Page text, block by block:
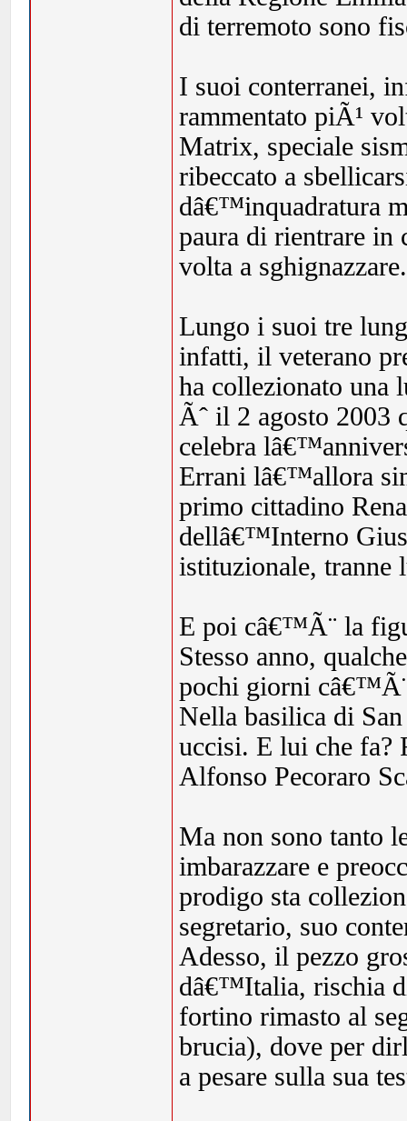
di terremoto sono
I suoi conterranei,
rammentato piÃ¹
Matrix, speciale
ribeccato a
dâ€™inquadratura
paura di rientrare in
volta a sghignazzare.
Lungo i suoi tre
infatti, il veterano
ha collezionato una
Ãˆ il 2 agosto 2003
celebra
Errani lâ€™allora
primo cittadino
dellâ€™Interno
istituzionale, tranne
E poi câ€™Ã¨ la
Stesso anno,
pochi giorni
Nella basilica di
uccisi. E lui che fa?
Alfonso Pecoraro
Ma non sono tanto
imbarazzare e
prodigo sta
segretario, suo
Adesso, il pezzo
dâ€™Italia, rischia
fortino rimasto al
brucia), dove per
a pesare sulla sua